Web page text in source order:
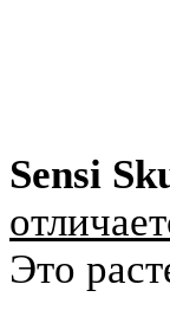
Sensi
Это